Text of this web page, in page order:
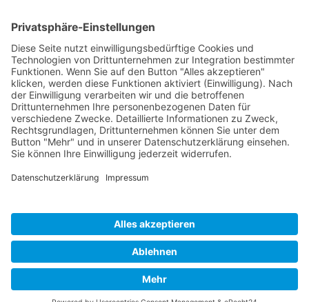
ZURÜCK
So erreichen Sie uns:
Benjamin Hezinger
Tel.: +49 171 1789947
Impressum